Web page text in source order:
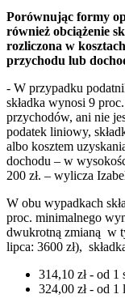
Porównując formy
również obciążenie
rozliczona w
przychodu lub
- W przypadku
składka wynosi 9
przychodów, ani nie
podatek liniowy,
albo kosztem
dochodu – w
200 zł. – wylicza
W obu wypadkach
proc. minimalnego
dwukrotną zmianą w
lipca: 3600 zł),
314,10 zł - od 1
324,00 zł - od 1